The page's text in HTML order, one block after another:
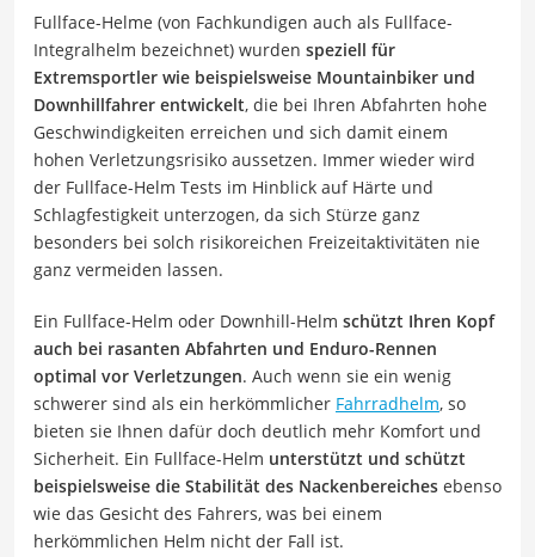
Fullface-Helme (von Fachkundigen auch als Fullface-
Integralhelm bezeichnet) wurden speziell für
Extremsportler wie beispielsweise Mountainbiker und
Downhillfahrer entwickelt, die bei Ihren Abfahrten hohe
Geschwindigkeiten erreichen und sich damit einem
hohen Verletzungsrisiko aussetzen. Immer wieder wird
der Fullface-Helm Tests im Hinblick auf Härte und
Schlagfestigkeit unterzogen, da sich Stürze ganz
besonders bei solch risikoreichen Freizeitaktivitäten nie
ganz vermeiden lassen.
Ein Fullface-Helm oder Downhill-Helm schützt Ihren Kopf
auch bei rasanten Abfahrten und Enduro-Rennen
optimal vor Verletzungen. Auch wenn sie ein wenig
schwerer sind als ein herkömmlicher Fahrradhelm, so
bieten sie Ihnen dafür doch deutlich mehr Komfort und
Sicherheit. Ein Fullface-Helm unterstützt und schützt
beispielsweise die Stabilität des Nackenbereiches ebenso
wie das Gesicht des Fahrers, was bei einem
herkömmlichen Helm nicht der Fall ist.